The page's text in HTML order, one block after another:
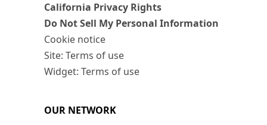
California Privacy Rights
Do Not Sell My Personal Information
Cookie notice
Site: Terms of use
Widget: Terms of use
OUR NETWORK